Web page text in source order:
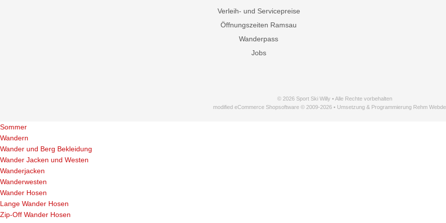
Verleih- und Servicepreise
Öffnungszeiten Ramsau
Wanderpass
Jobs
© 2026 Sport Ski Willy • Alle Rechte vorbehalten
modified eCommerce Shopsoftware © 2009-2026 • Umsetzung & Programmierung Rehm
Sommer
Wandern
Wander und Berg Bekleidung
Wander Jacken und Westen
Wanderjacken
Wanderwesten
Wander Hosen
Lange Wander Hosen
Zip-Off Wander Hosen